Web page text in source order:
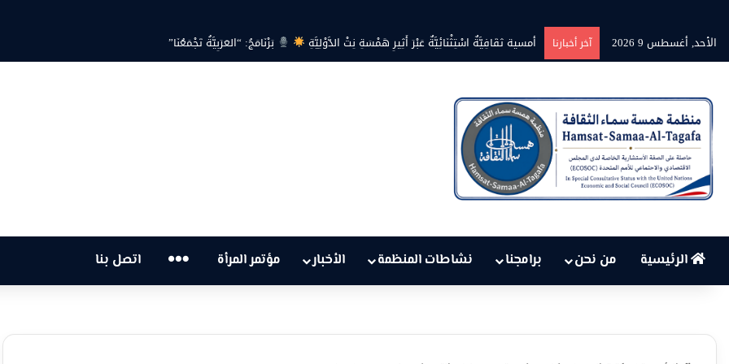
الأحد, أغسطس 9 2026
آخر أخبارنا بين حرارة السماء وعجز البنية التحتية… هل أصبحت أزمة الكهرباء في تونس تهدد الحق في الحياة؟
الرئيسية من نحن برامجنا نشاطات المنظمة الأخبار مؤتمر المرأة … اتصل بنا